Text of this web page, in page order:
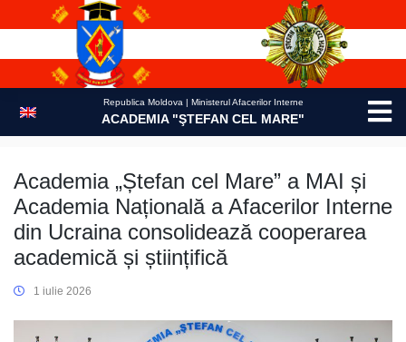
Republica Moldova | Ministerul Afacerilor Interne
ACADEMIA "ŞTEFAN CEL MARE"
Academia „Ștefan cel Mare” a MAI și
Academia Națională a Afacerilor Interne
din Ucraina consolidează cooperarea
academică și științifică
1 iulie 2026